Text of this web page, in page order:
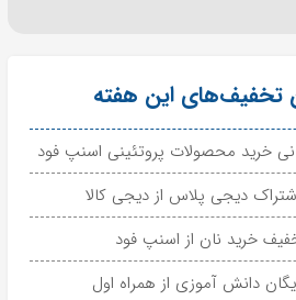
تخفیف‌های این هفته
دانش آموزی از همراه اول